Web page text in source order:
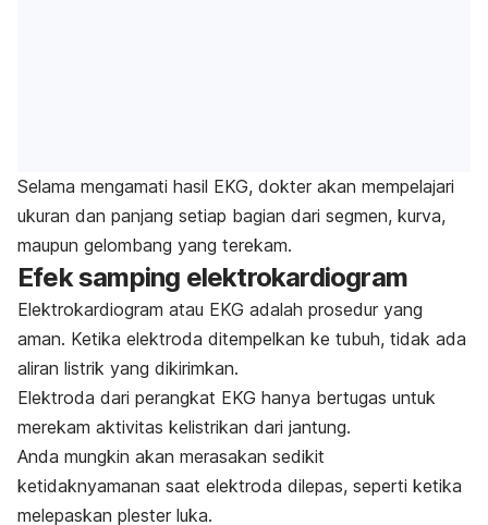
Selama mengamati hasil EKG, dokter akan mempelajari
ukuran dan panjang setiap bagian dari segmen, kurva,
maupun gelombang yang terekam.
Efek samping elektrokardiogram
Elektrokardiogram atau EKG adalah prosedur yang
aman. Ketika elektroda ditempelkan ke tubuh, tidak ada
aliran listrik yang dikirimkan.
Elektroda dari perangkat EKG hanya bertugas untuk
merekam aktivitas kelistrikan dari jantung.
Anda mungkin akan merasakan sedikit
ketidaknyamanan saat elektroda dilepas, seperti ketika
melepaskan plester luka.